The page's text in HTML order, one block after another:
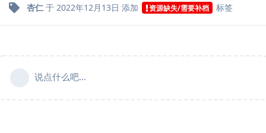
杏仁 于 2022年12月13日 添加 资源缺失/需要补档 标签
说点什么吧...